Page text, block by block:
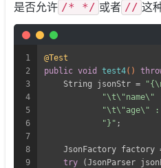
是否允许 /* */ 或者 // 这
1
2
3
4
5
6
7
8
9
@Test
public void test4()
    String jsonStr =
"\t\"name\"
"\t\"age\" :
"}" ;
JsonFactory factory
try (JsonParser